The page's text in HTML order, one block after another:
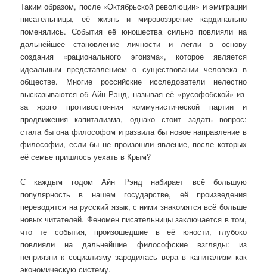
Таким образом, после «Октябрьской революции» и эмиграции
писательницы, её жизнь и мировоззрение кардинально
поменялись. События её юношества сильно повлияли на
дальнейшее становление личности и легли в основу
создания «рационального эгоизма», которое является
идеальным представлением о существовании человека в
обществе. Многие российские исследователи нелестно
высказываются об Айн Рэнд, называя её «русофобской» из-
за ярого противостояния коммунистической партии и
продвижения капитализма, однако стоит задать вопрос:
стала бы она философом и развила бы новое направление в
философии, если бы не произошли явление, после которых
её семье пришлось уехать в Крым?
С каждым годом Айн Рэнд набирает всё большую
популярность в нашем государстве, её произведения
переводятся на русский язык, с ними знакомятся всё больше
новых читателей. Феномен писательницы заключается в том,
что те события, произошедшие в её юности, глубоко
повлияли на дальнейшие философские взгляды: из
неприязни к социализму зародилась вера в капитализм как
экономическую систему.